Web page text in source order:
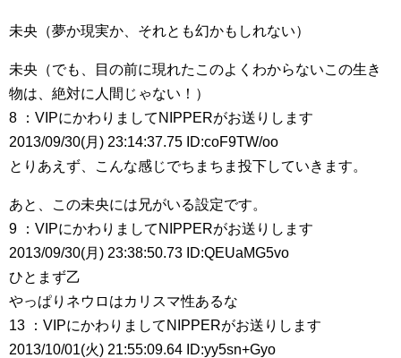
未央（夢か現実か、それとも幻かもしれない）
未央（でも、目の前に現れたこのよくわからないこの生き
物は、絶対に人間じゃない！）
8 ：VIPにかわりましてNIPPERがお送りします
2013/09/30(月) 23:14:37.75 ID:coF9TW/oo
とりあえず、こんな感じでちまちま投下していきます。
あと、この未央には兄がいる設定です。
9 ：VIPにかわりましてNIPPERがお送りします
2013/09/30(月) 23:38:50.73 ID:QEUaMG5vo
ひとまず乙
やっぱりネウロはカリスマ性あるな
13 ：VIPにかわりましてNIPPERがお送りします
2013/10/01(火) 21:55:09.64 ID:yy5sn+Gyo